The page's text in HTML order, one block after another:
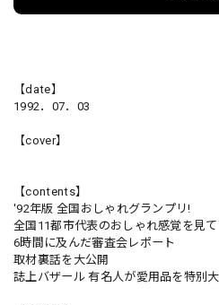
【date】
1992．07．03
【cover】
【contents】
'92年版 全国おしゃれグランプリ!
全国11都市代表のおしゃれ感覚を見て
6時間に及んだ審査会レポート
取材裏話を大公開
誌上バザール 有名人が愛用品を特別